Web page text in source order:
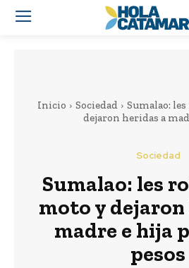
Inicio Sociedad
Sumalao:
dejaron heridas a
Sociedad
Sumalao: les
moto y dejaron
madre e hija
pesos